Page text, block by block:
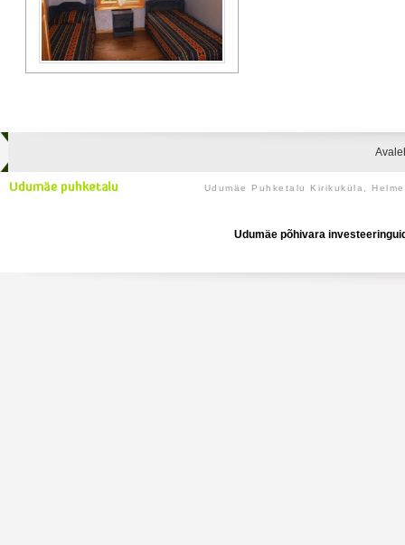
Udumäe Puhketalu Kirikuküla,
Udumäe põhivara